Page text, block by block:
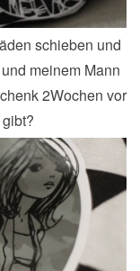
schieben und
meinem Mann
2Wochen vor